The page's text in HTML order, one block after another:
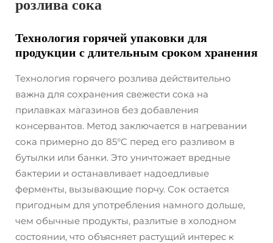
розлива сока
Технология горячей упаковки для
продукции с длительным сроком хранения
Технология горячего розлива действительно
важна для сохранения свежести сока на
прилавках магазинов без добавления
консервантов. Метод заключается в нагревании
сока примерно до 85°C перед его разливом в
бутылки или банки. Это уничтожает вредные
бактерии и останавливает надоедливые
ферменты, вызывающие порчу. Сок остается
пригодным для употребления намного дольше,
чем обычные продукты, разлитые в холодном
состоянии, что объясняет растущий интерес к